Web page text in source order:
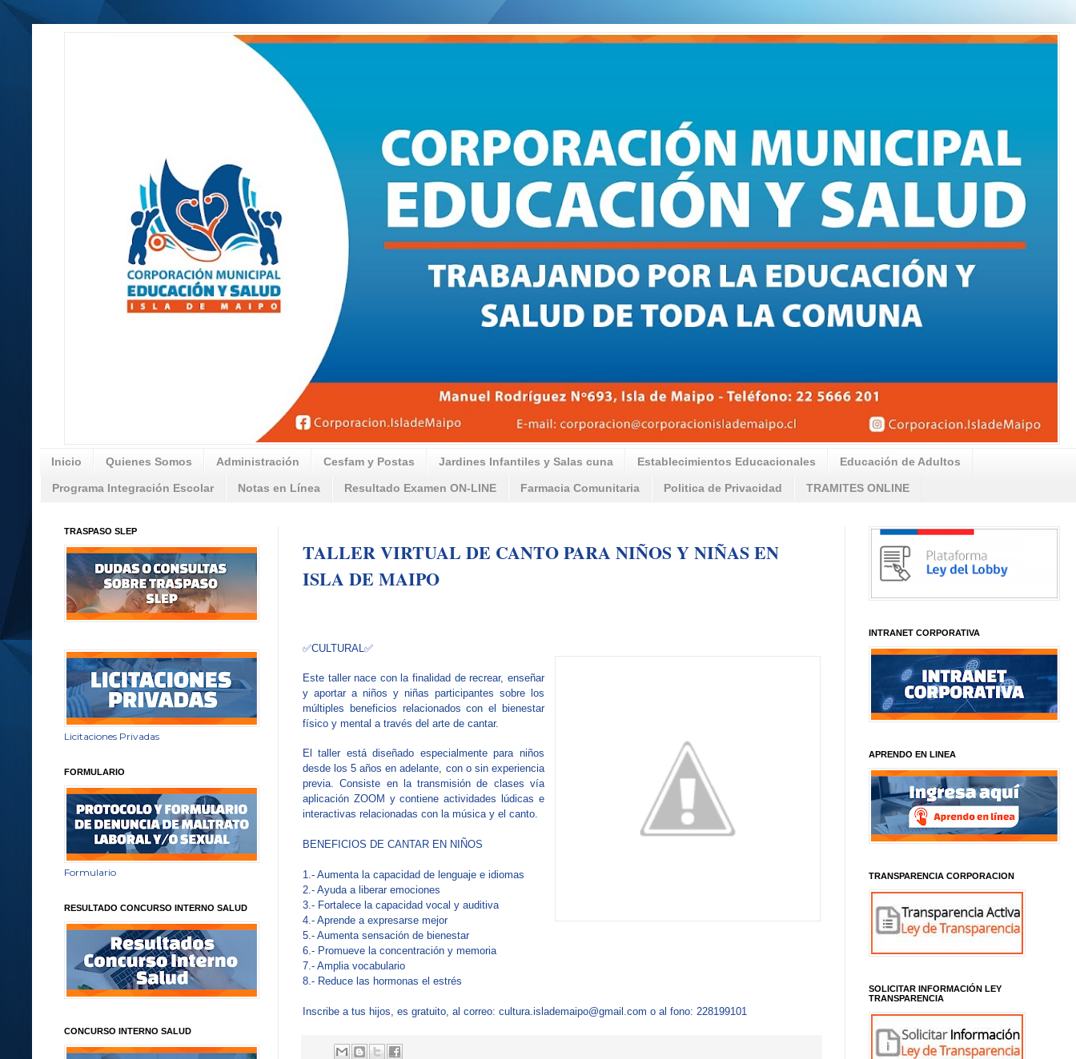
Inicio Quienes Somos Administración Cesfam y Postas Jardines Infantiles y Salas cuna Establecimientos Educacionales Educación de Adultos
Programa Integración Escolar Notas en Línea Resultado Examen ON-LINE Farmacia Comunitaria Politica de Privacidad TRAMITES ONLINE
TALLER VIRTUAL DE CANTO PARA NIÑOS Y NIÑAS EN
ISLA DE MAIPO
✅CULTURAL✅
Este taller nace con la finalidad de recrear, enseñar
y aportar a niños y niñas participantes sobre los
múltiples beneficios relacionados con el bienestar
físico y mental a través del arte de cantar.
El taller está diseñado especialmente para niños
desde los 5 años en adelante, con o sin experiencia
previa. Consiste en la transmisión de clases vía
aplicación ZOOM y contiene actividades lúdicas e
interactivas relacionadas con la música y el canto.
BENEFICIOS DE CANTAR EN NIÑOS
1.- Aumenta la capacidad de lenguaje e idiomas
2.- Ayuda a liberar emociones
3.- Fortalece la capacidad vocal y auditiva
4.- Aprende a expresarse mejor
5.- Aumenta sensación de bienestar
6.- Promueve la concentración y memoria
7.- Amplia vocabulario
8.- Reduce las hormonas el estrés
Inscribe a tus hijos, es gratuito, al correo: cultura.islademaipo@gmail.com o al fono: 228199101
TRASPASO SLEP
Licitaciones Privadas
FORMULARIO
Formulario
RESULTADO CONCURSO INTERNO SALUD
CONCURSO INTERNO SALUD
INTRANET CORPORATIVA
APRENDO EN LINEA
TRANSPARENCIA CORPORACION
SOLICITAR INFORMACIÓN LEY
TRANSPARENCIA